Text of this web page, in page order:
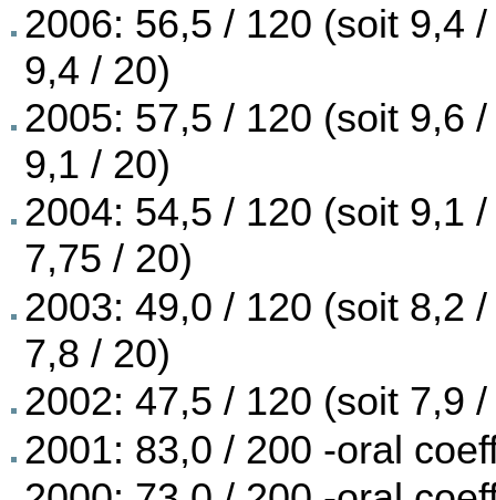
2006: 56,5 / 120 (soit 9,4
9,4 / 20)
2005: 57,5 / 120 (soit 9,6
9,1 / 20)
2004: 54,5 / 120 (soit 9,1
7,75 / 20)
2003: 49,0 / 120 (soit 8,2
7,8 / 20)
2002: 47,5 / 120 (soit 7,9
2001: 83,0 / 200 -oral